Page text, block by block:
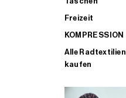
Freizeit
KOMPRESSION
Alle Radtextilien
kaufen